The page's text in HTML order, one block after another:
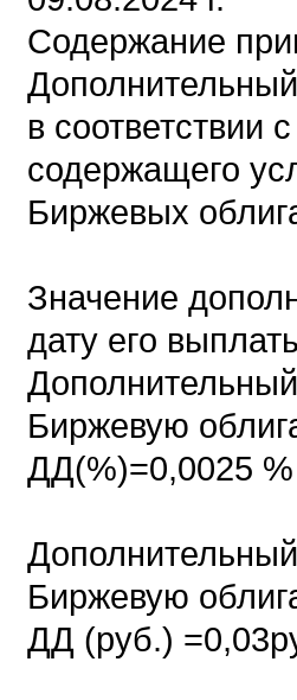
Содержание
в соответствии
содержащего
Биржевых
Значение
дату его
Биржевую
ДД(%)=0,0025 %
Биржевую
ДД (руб.)